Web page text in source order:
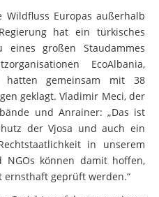
Europas außerhalb
hat ein türkisches
großen Staudammes
EcoAlbania,
hatten gemeinsam mit 38
geklagt. Vladimir Meci, der
und Anrainer: „Das ist
der Vjosa und auch ein
in unserem
NGOs können damit hoffen,
ernsthaft geprüft werden.“